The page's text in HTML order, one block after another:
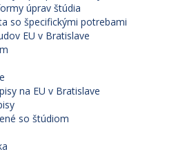
úprav štúdia
so špecifickými potrebami
EU v Bratislave
na EU v Bratislave
so štúdiom